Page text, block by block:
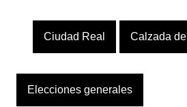
Ciudad Real Calzada
Elecciones generales